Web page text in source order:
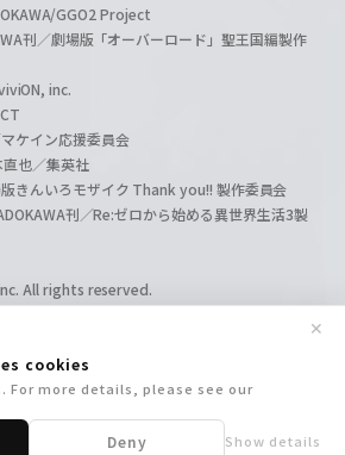
cookies
For more details, please see our
Deny Show details
✕
GGO2 Project
刊／劇場版「オーバーロード」聖王国編製作
inc.
ケイン応援委員会
也／集英社
きんいろモザイク Thank you!! 製作委員会
刊／Re:ゼロから始める異世界生活3製
All rights reserved.
Projekt
Projekt